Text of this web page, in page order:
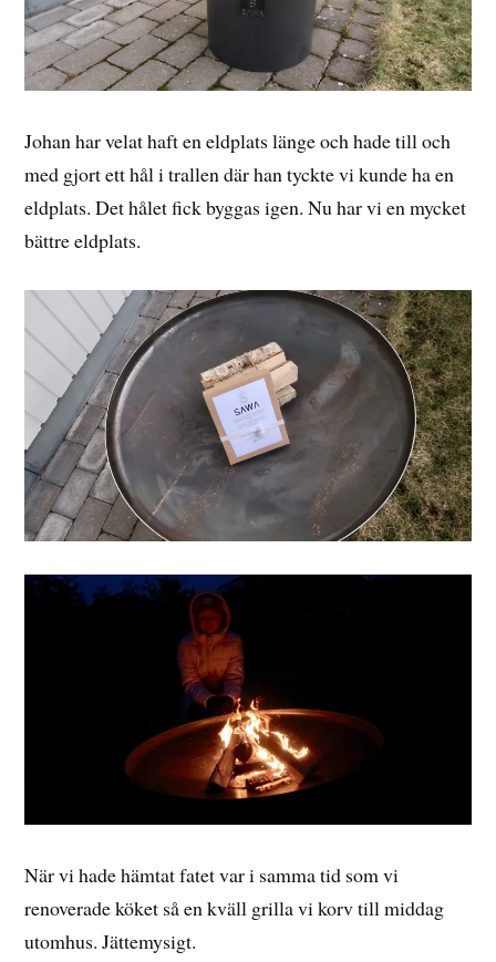
Johan har velat haft en eldplats länge och hade till och
med gjort ett hål i trallen där han tyckte vi kunde ha en
eldplats. Det hålet fick byggas igen. Nu har vi en mycket
bättre eldplats.
När vi hade hämtat fatet var i samma tid som vi
renoverade köket så en kväll grilla vi korv till middag
utomhus. Jättemysigt.